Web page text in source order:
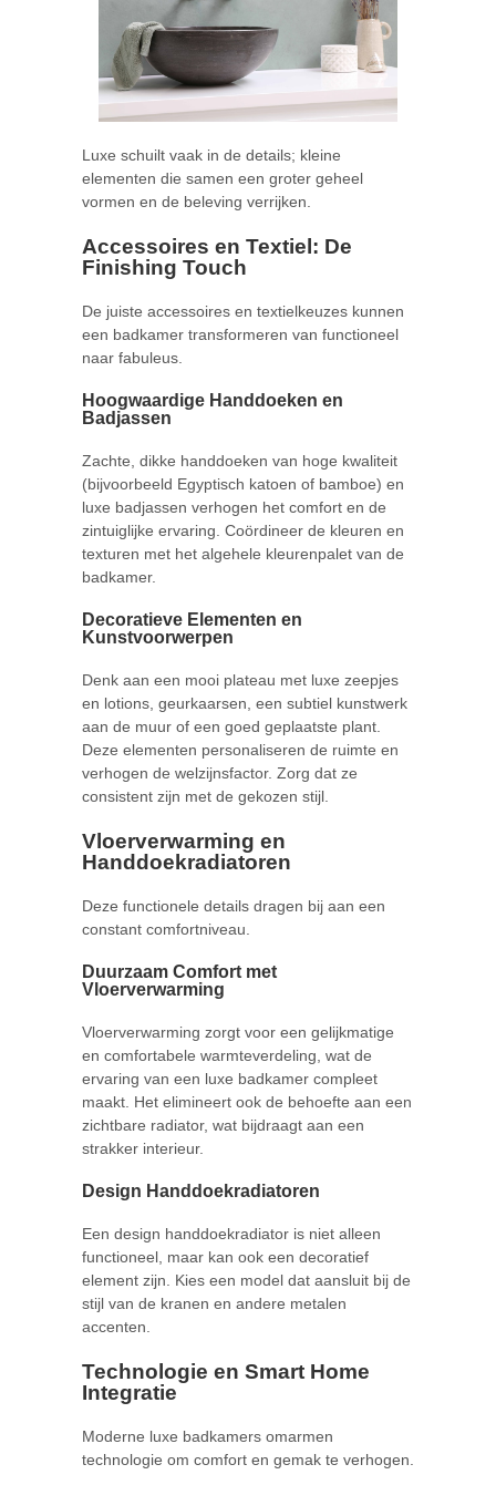
Luxe schuilt vaak in de details; kleine
elementen die samen een groter geheel
vormen en de beleving verrijken.
Accessoires en Textiel: De
Finishing Touch
De juiste accessoires en textielkeuzes kunnen
een badkamer transformeren van functioneel
naar fabuleus.
Hoogwaardige Handdoeken en
Badjassen
Zachte, dikke handdoeken van hoge kwaliteit
(bijvoorbeeld Egyptisch katoen of bamboe) en
luxe badjassen verhogen het comfort en de
zintuiglijke ervaring. Coördineer de kleuren en
texturen met het algehele kleurenpalet van de
badkamer.
Decoratieve Elementen en
Kunstvoorwerpen
Denk aan een mooi plateau met luxe zeepjes
en lotions, geurkaarsen, een subtiel kunstwerk
aan de muur of een goed geplaatste plant.
Deze elementen personaliseren de ruimte en
verhogen de welzijnsfactor. Zorg dat ze
consistent zijn met de gekozen stijl.
Vloerverwarming en
Handdoekradiatoren
Deze functionele details dragen bij aan een
constant comfortniveau.
Duurzaam Comfort met
Vloerverwarming
Vloerverwarming zorgt voor een gelijkmatige
en comfortabele warmteverdeling, wat de
ervaring van een luxe badkamer compleet
maakt. Het elimineert ook de behoefte aan een
zichtbare radiator, wat bijdraagt aan een
strakker interieur.
Design Handdoekradiatoren
Een design handdoekradiator is niet alleen
functioneel, maar kan ook een decoratief
element zijn. Kies een model dat aansluit bij de
stijl van de kranen en andere metalen
accenten.
Technologie en Smart Home
Integratie
Moderne luxe badkamers omarmen
technologie om comfort en gemak te verhogen.